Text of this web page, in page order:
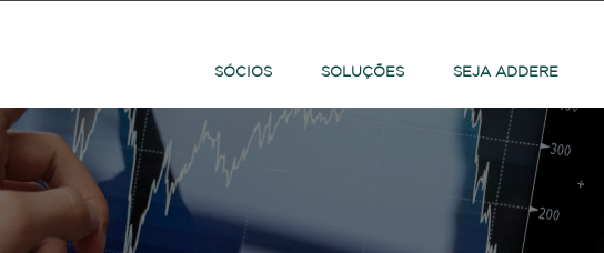
SÓCIOS SOLUÇÕES SEJA ADDERE